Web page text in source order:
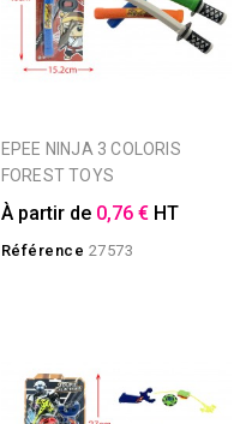
EPEE NINJA 3 COLORIS
FOREST TOYS
À partir de 0,76 € HT
Référence 27573